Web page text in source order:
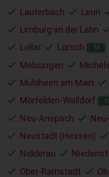
Lauterbach
Leun
Limburg an der Lahn
Lollar
Lorsch M
Melsungen
Mühlheim am Main
Mörfelden-Walldorf
N
Neu-Anspach
Neustadt (Hessen)
Nidderau
Ober-Ramstadt